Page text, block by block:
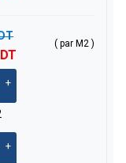
( par M2 )
+
+